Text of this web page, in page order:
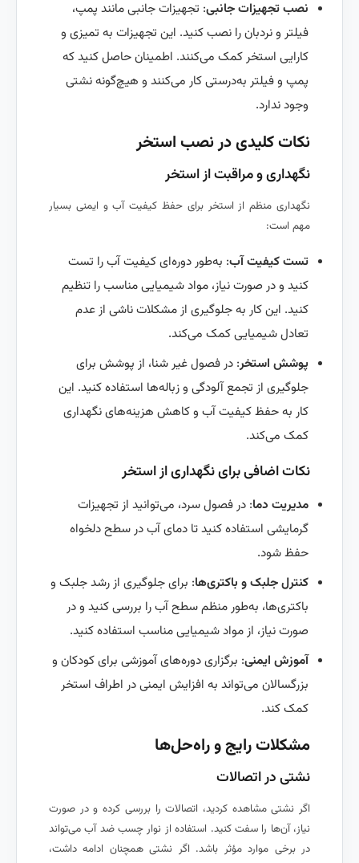
نصب تجهیزات جانبی: تجهیزات جانبی مانند پمپ،
فیلتر و نردبان را نصب کنید. این تجهیزات به تمیزی و
کارایی استخر کمک می‌کنند. اطمینان حاصل کنید که
پمپ و فیلتر به‌درستی کار می‌کنند و هیچ‌گونه نشتی
وجود ندارد.
نکات کلیدی در نصب استخر
نگهداری و مراقبت از استخر
نگهداری منظم از استخر برای حفظ کیفیت آب و ایمنی بسیار
مهم است:
تست کیفیت آب: به‌طور دوره‌ای کیفیت آب را تست
کنید و در صورت نیاز، مواد شیمیایی مناسب را تنظیم
کنید. این کار به جلوگیری از مشکلات ناشی از عدم
تعادل شیمیایی کمک می‌کند.
پوشش استخر: در فصول غیر شنا، از پوشش برای
جلوگیری از تجمع آلودگی و زباله‌ها استفاده کنید. این
کار به حفظ کیفیت آب و کاهش هزینه‌های نگهداری
کمک می‌کند.
نکات اضافی برای نگهداری از استخر
مدیریت دما: در فصول سرد، می‌توانید از تجهیزات
گرمایشی استفاده کنید تا دمای آب در سطح دلخواه
حفظ شود.
کنترل جلبک و باکتری‌ها: برای جلوگیری از رشد جلبک و
باکتری‌ها، به‌طور منظم سطح آب را بررسی کنید و در
صورت نیاز، از مواد شیمیایی مناسب استفاده کنید.
آموزش ایمنی: برگزاری دوره‌های آموزشی برای کودکان و
بزرگسالان می‌تواند به افزایش ایمنی در اطراف استخر
کمک کند.
مشکلات رایج و راه‌حل‌ها
نشتی در اتصالات
اگر نشتی مشاهده کردید، اتصالات را بررسی کرده و در صورت
نیاز، آن‌ها را سفت کنید. استفاده از نوار چسب ضد آب می‌تواند
در برخی موارد مؤثر باشد. اگر نشتی همچنان ادامه داشت،